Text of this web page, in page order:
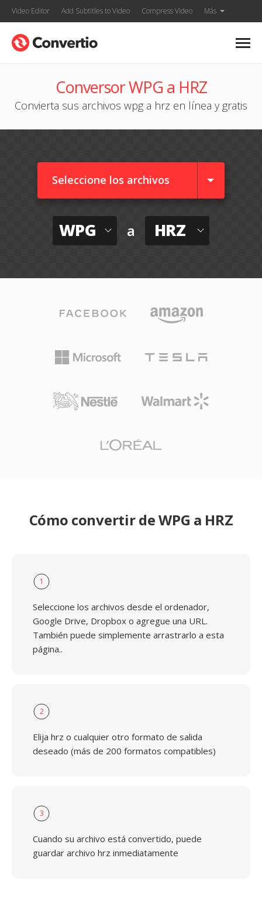
Video Editor Add Subtitles to Video Compress Video Más
Conversor WPG a HRZ
Convierta sus archivos wpg a hrz en línea y gratis
Seleccione los archivos
WPG a HRZ
Cómo convertir de WPG a HRZ
1
Seleccione los archivos desde el ordenador,
Google Drive, Dropbox o agregue una URL.
También puede simplemente arrastrarlo a esta
página..
2
Elija hrz o cualquier otro formato de salida
deseado (más de 200 formatos compatibles)
3
Cuando su archivo está convertido, puede
guardar archivo hrz inmediatamente